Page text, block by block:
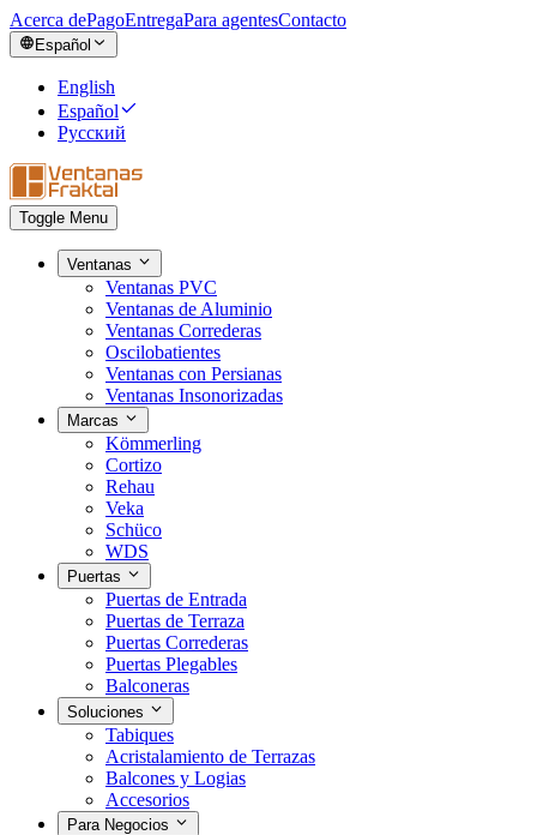
Acerca dePagoEntregaPara agentesContacto
Español
English
Español
Русский
Toggle Menu
Ventanas
Ventanas PVC
Ventanas de Aluminio
Ventanas Correderas
Oscilobatientes
Ventanas con Persianas
Ventanas Insonorizadas
Marcas
Kömmerling
Cortizo
Rehau
Veka
Schüco
WDS
Puertas
Puertas de Entrada
Puertas de Terraza
Puertas Correderas
Puertas Plegables
Balconeras
Soluciones
Tabiques
Acristalamiento de Terrazas
Balcones y Logias
Accesorios
Para Negocios